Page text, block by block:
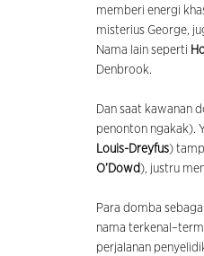
memberi energi
misterius George,
Nama lain seperti
Denbrook.
Dan saat kawanan
penonton ngakak).
Louis-Dreyfus)
O’Dowd), justru
Para domba
nama
perjalanan